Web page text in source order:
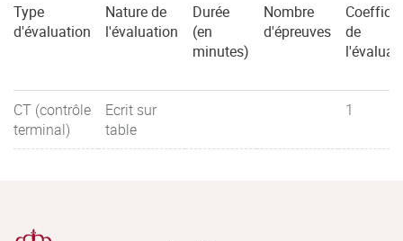
Type
d'évaluation
Nature de
l'évaluation
Durée
(en
minutes)
Nombre
d'épreuves
de
CT (contrôle
terminal)
Ecrit sur
table
1